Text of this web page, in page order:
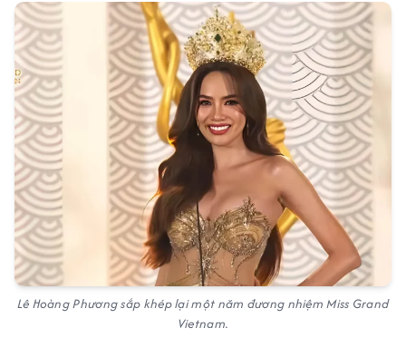
Lê Hoàng Phương sắp khép lại một năm đương nhiệm Miss Grand
Vietnam.